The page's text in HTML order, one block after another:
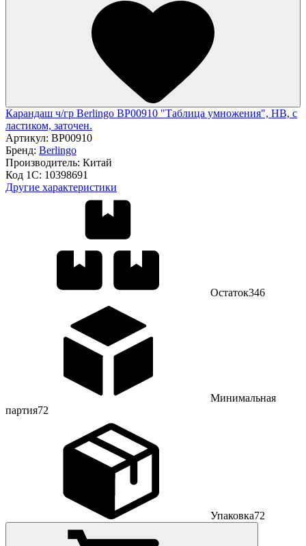
Карандаш ч/гр Berlingo BP00910 "Таблица умножения", HB, c
ластиком, заточен.
Артикул: BP00910
Бренд: Berlingo
Производитель: Китай
Код 1С: 10398691
Другие характеристики
Остаток346
Минимальная
партия72
Упаковка72